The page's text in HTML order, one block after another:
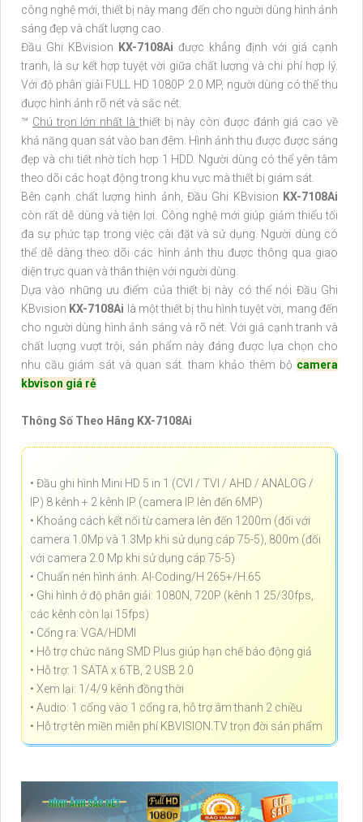
công nghệ mới, thiết bị này mang đến cho người dùng hình ảnh
sáng đẹp và chất lượng cao.
Đầu Ghi KBvision
KX-7108Ai được khẳng định với giá cạnh
tranh, là sự kết hợp tuyệt vời giữa chất lượng và chi phí hợp lý.
Với độ phân giải FULL HD 1080P 2.0 MP, người dùng có thể thu
được hình ảnh rõ nét và sắc nét.
™️ Chú trọn lớn nhất làthiết bị này còn được đánh giá cao về
khả năng quan sát vào ban đêm. Hình ảnh thu được được sáng
đẹp và chi tiết nhờ tích hợp 1 HDD. Người dùng có thể yên tâm
theo dõi các hoạt động trong khu vực mà thiết bị giám sát.
Bên cạnh chất lượng hình ảnh, Đầu Ghi KBvision KX-7108Ai
còn rất dễ dùng và tiện lợi. Công nghệ mới giúp giảm thiểu tối
đa sự phức tạp trong việc cài đặt và sử dụng. Người dùng có
thể dễ dàng theo dõi các hình ảnh thu được thông qua giao
diện trực quan và thân thiện với người dùng.
Dựa vào những ưu điểm của thiết bị này có thể nói Đầu Ghi
KBvision KX-7108Ai là một thiết bị thu hình tuyệt vời, mang đến
cho người dùng hình ảnh sáng và rõ nét. Với giá cạnh tranh và
chất lượng vượt trội, sản phẩm này đáng được lựa chọn cho
nhu cầu giám sát và quan sát. tham khảo thêm bộ camera
kbvison giá rẻ
Thông Số Theo Hãng KX-7108Ai
• Đầu ghi hình Mini HD 5 in 1 (CVI / TVI / AHD / ANALOG /
IP) 8 kênh + 2 kênh IP (camera IP lên đến 6MP)
• Khoảng cách kết nối từ camera lên đến 1200m (đối với
camera 1.0Mp và 1.3Mp khi sử dụng cáp 75-5), 800m (đối
với camera 2.0 Mp khi sử dụng cáp 75-5)
• Chuẩn nén hình ảnh: AI-Coding/H.265+/H.65
• Ghi hình ở độ phân giải: 1080N, 720P (kênh 1 25/30fps,
các kênh còn lại 15fps)
• Cổng ra: VGA/HDMI
• Hỗ trợ chức năng SMD Plus giúp hạn chế báo động giả
• Hỗ trợ: 1 SATA x 6TB, 2 USB 2.0
• Xem lại: 1/4/9 kênh đồng thời
• Audio: 1 cổng vào 1 cổng ra, hỗ trợ âm thanh 2 chiều
• Hỗ trợ tên miền miễn phí KBVISION.TV trọn đời sản phẩm